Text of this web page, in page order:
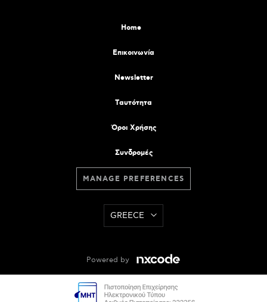
Home
Επικοινωνία
Newsletter
Tαυτότητα
Όροι Χρήσης
Συνδρομές
MANAGE PREFERENCES
GREECE
Powered by